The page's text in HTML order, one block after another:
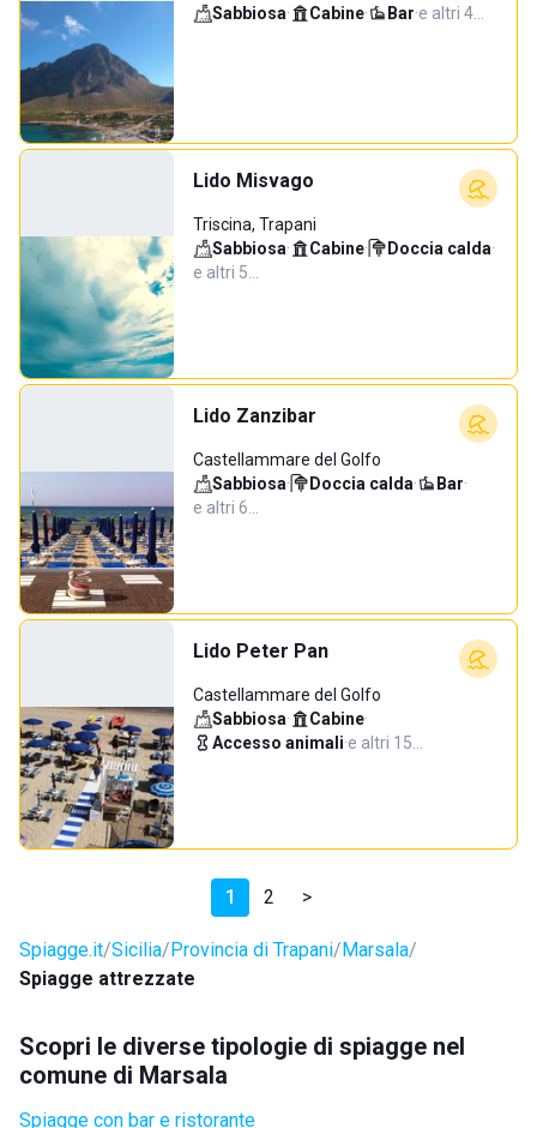
Sabbiosa· Cabine· Bar·e altri 4…
Lido Misvago
Triscina, Trapani
Sabbiosa· Cabine· Doccia calda·
e altri 5…
Lido Zanzibar
Castellammare del Golfo
Sabbiosa· Doccia calda· Bar·
e altri 6…
Lido Peter Pan
Castellammare del Golfo
Sabbiosa· Cabine·
Accesso animali·e altri 15…
1 2 >
Spiagge.it Sicilia Provincia di Trapani Marsala
Spiagge attrezzate
Scopri le diverse tipologie di spiagge nel
comune di Marsala
Spiagge con bar e ristorante